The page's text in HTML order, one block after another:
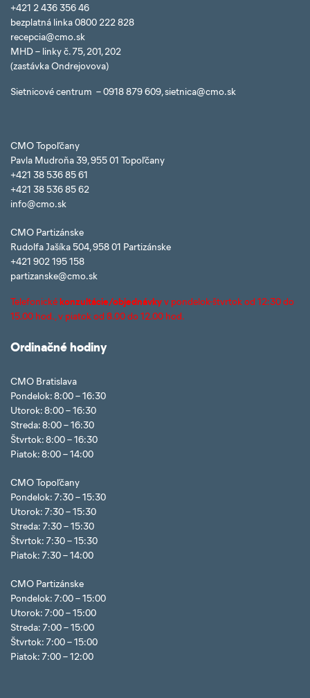
+421 2 436 356 46
bezplatná linka 0800 222 828
recepcia@cmo.sk
MHD – linky č. 75, 201, 202
(zastávka Ondrejovova)
Sietnicové centrum – 0918 879 609, sietnica@cmo.sk
CMO Topoľčany
Pavla Mudroňa 39, 955 01 Topoľčany
+421 38 536 85 61
+421 38 536 85 62
info@cmo.sk
CMO Partizánske
Rudolfa Jašíka 504, 958 01 Partizánske
+421 902 195 158
partizanske@cmo.sk
Telefonickékonzultácie/objednávkyv pondelok-štvrtok od 12:30 do
15.00 hod., v piatok od 8.00 do 12.00 hod.
Ordinačné hodiny
CMO Bratislava
Pondelok: 8:00 – 16:30
Utorok: 8:00 – 16:30
Streda: 8:00 – 16:30
Štvrtok: 8:00 – 16:30
Piatok: 8:00 – 14:00
CMO Topoľčany
Pondelok: 7:30 – 15:30
Utorok: 7:30 – 15:30
Streda: 7:30 – 15:30
Štvrtok: 7:30 – 15:30
Piatok: 7:30 – 14:00
CMO Partizánske
Pondelok: 7:00 – 15:00
Utorok: 7:00 – 15:00
Streda: 7:00 – 15:00
Štvrtok: 7:00 – 15:00
Piatok: 7:00 – 12:00